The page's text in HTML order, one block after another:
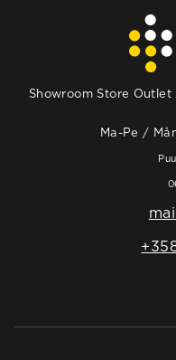
Showroom Store
Ma-Pe /